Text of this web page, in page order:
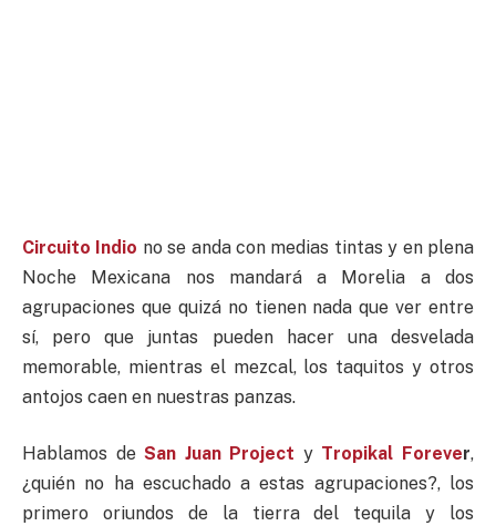
Circuito Indio no se anda con medias tintas y en plena
Noche Mexicana nos mandará a Morelia a dos
agrupaciones que quizá no tienen nada que ver entre
sí, pero que juntas pueden hacer una desvelada
memorable, mientras el mezcal, los taquitos y otros
antojos caen en nuestras panzas.
Hablamos deSan Juan Project y Tropikal Forever,
¿quién no ha escuchado a estas agrupaciones?, los
primero oriundos de la tierra del tequila y los